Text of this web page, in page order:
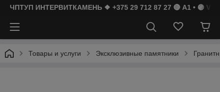
ЧПТУП ИНТЕРВИТКАМЕНЬ ❖ +375 29 712 87 27 🔴 A1 • 🟣
Товары и услуги Эксклюзивные памятники